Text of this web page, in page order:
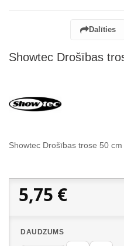
Dalīties
Showtec Drošības
Showtec Drošības trose 50
5,75 €
DAUDZUMS